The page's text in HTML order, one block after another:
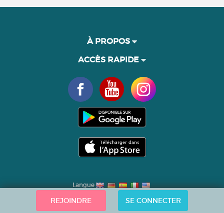
REJOINDRE SE CONNECTER
À PROPOS
ACCÈS RAPIDE
Langue